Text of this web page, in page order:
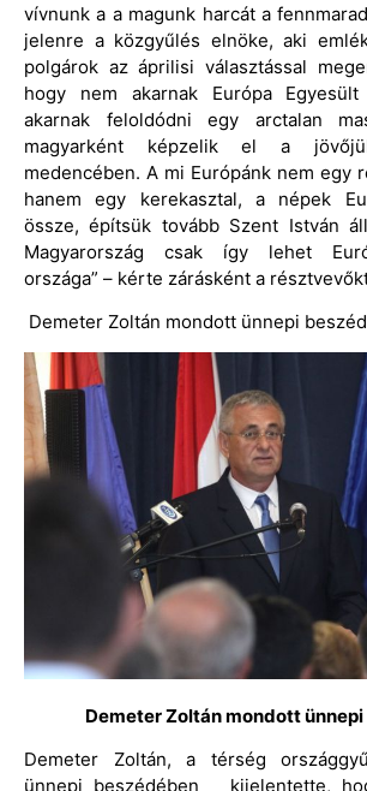
vívnunk a a magunk harcát a
jelenre a közgyűlés elnöke, aki
polgárok az áprilisi választással
hogy nem akarnak Európa Egyesült
akarnak feloldódni egy arctalan
magyarként képzelik el a
medencében. A mi Európánk nem egy
hanem egy kerekasztal, a népek
össze, építsük tovább Szent István
Magyarország csak így lehet
országa” – kérte zárásként a
Demeter Zoltán mondott ünnepi
Demeter Zoltán mondott
Demeter Zoltán, a térség
ünnepi beszédében kijelentette,